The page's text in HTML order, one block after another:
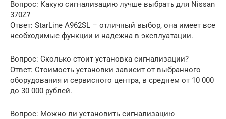
Вопрос: Какую сигнализацию лучше выбрать для Nissan
370Z?
Ответ: StarLine A962SL – отличный выбор, она имеет все
необходимые функции и надежна в эксплуатации.
Вопрос: Сколько стоит установка сигнализации?
Ответ: Стоимость установки зависит от выбранного
оборудования и сервисного центра, в среднем от 10 000
до 30 000 рублей.
Вопрос: Можно ли установить сигнализацию